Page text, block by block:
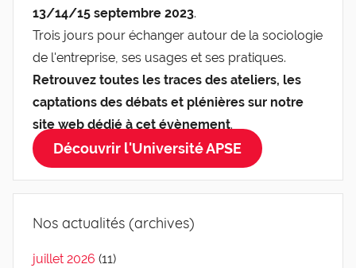
13/14/15 septembre 2023.
Trois jours pour échanger autour de la sociologie
de l'entreprise, ses usages et ses pratiques.
Retrouvez toutes les traces des ateliers, les
captations des débats et plénières sur notre
site web dédié à cet évènement.
Découvrir l'Université APSE
Nos actualités (archives)
juillet 2026 (11)